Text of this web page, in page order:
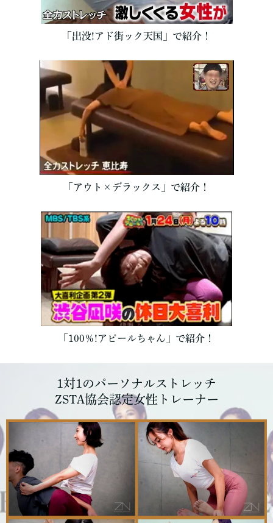
「出没!アド街ック天国」で紹介！
「アウト×デラックス」で紹介！
「100％!アピールちゃん」で紹介！
1対1のパーソナルストレッチ
ZSTA協会認定女性トレーナー